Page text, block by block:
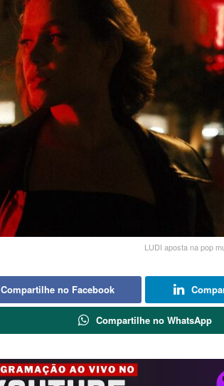
LUDI aposta na pop
Compartilhe no Facebook
Compartilhe no WhatsApp